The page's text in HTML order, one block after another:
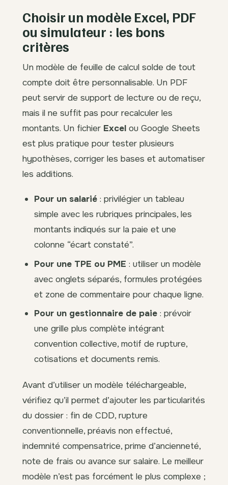
Choisir un modèle Excel, PDF
ou simulateur : les bons
critères
Un modèle de feuille de calcul solde de tout
compte doit être personnalisable. Un PDF
peut servir de support de lecture ou de reçu,
mais il ne suffit pas pour recalculer les
montants. Un fichier Excel ou Google Sheets
est plus pratique pour tester plusieurs
hypothèses, corriger les bases et automatiser
les additions.
Pour un salarié : privilégier un tableau
simple avec les rubriques principales, les
montants indiqués sur la paie et une
colonne “écart constaté”.
Pour une TPE ou PME : utiliser un modèle
avec onglets séparés, formules protégées
et zone de commentaire pour chaque ligne.
Pour un gestionnaire de paie : prévoir
une grille plus complète intégrant
convention collective, motif de rupture,
cotisations et documents remis.
Avant d’utiliser un modèle téléchargeable,
vérifiez qu’il permet d’ajouter les particularités
du dossier : fin de CDD, rupture
conventionnelle, préavis non effectué,
indemnité compensatrice, prime d’ancienneté,
note de frais ou avance sur salaire. Le meilleur
modèle n’est pas forcément le plus complexe ;